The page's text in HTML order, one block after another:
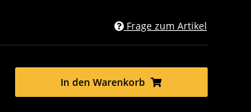
Frage zum Artikel
In den Warenkorb